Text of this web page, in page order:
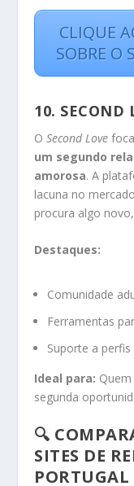
CLIQUE
SOBRE O
10. SECOND
OSecond Love
um segundo
amorosa. A
lacuna no
procura algo
Destaques:
Comunidade
Ferramentas
Suporte a
Ideal para:
segunda
🔍
SITES DE
PORTUGAL